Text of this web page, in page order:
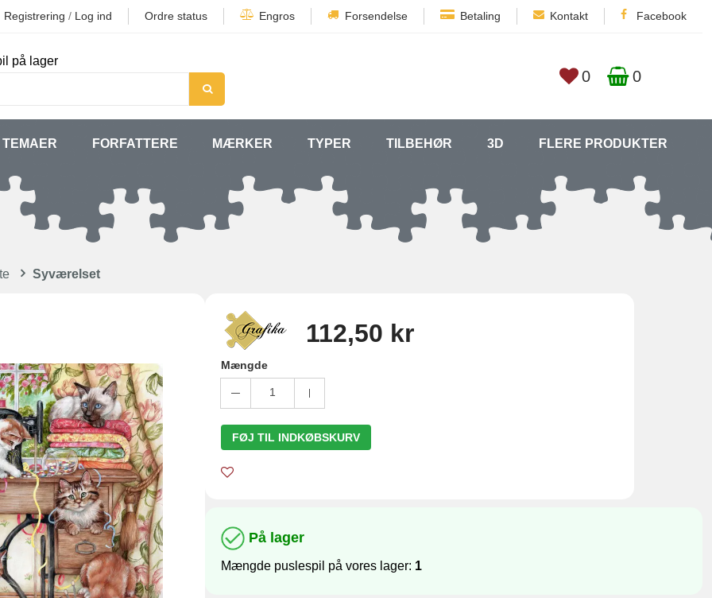
Registrering / Log ind Ordre status Engros Forsendelse Betaling Kontakt Facebook
på lager
0 0
TEMAER FORFATTERE MÆRKER TYPER TILBEHØR 3D FLERE PRODUKTER
Syværelset
112,50 kr
Mængde
1
FØJ TIL INDKØBSKURV
På lager
Mængde puslespil på vores lager: 1